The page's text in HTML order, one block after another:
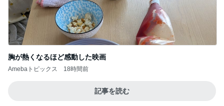
胸が熱くなるほど感動した映画
Amebaトピックス 18時間前
記事を読む
Amebaトピックス 18時間前